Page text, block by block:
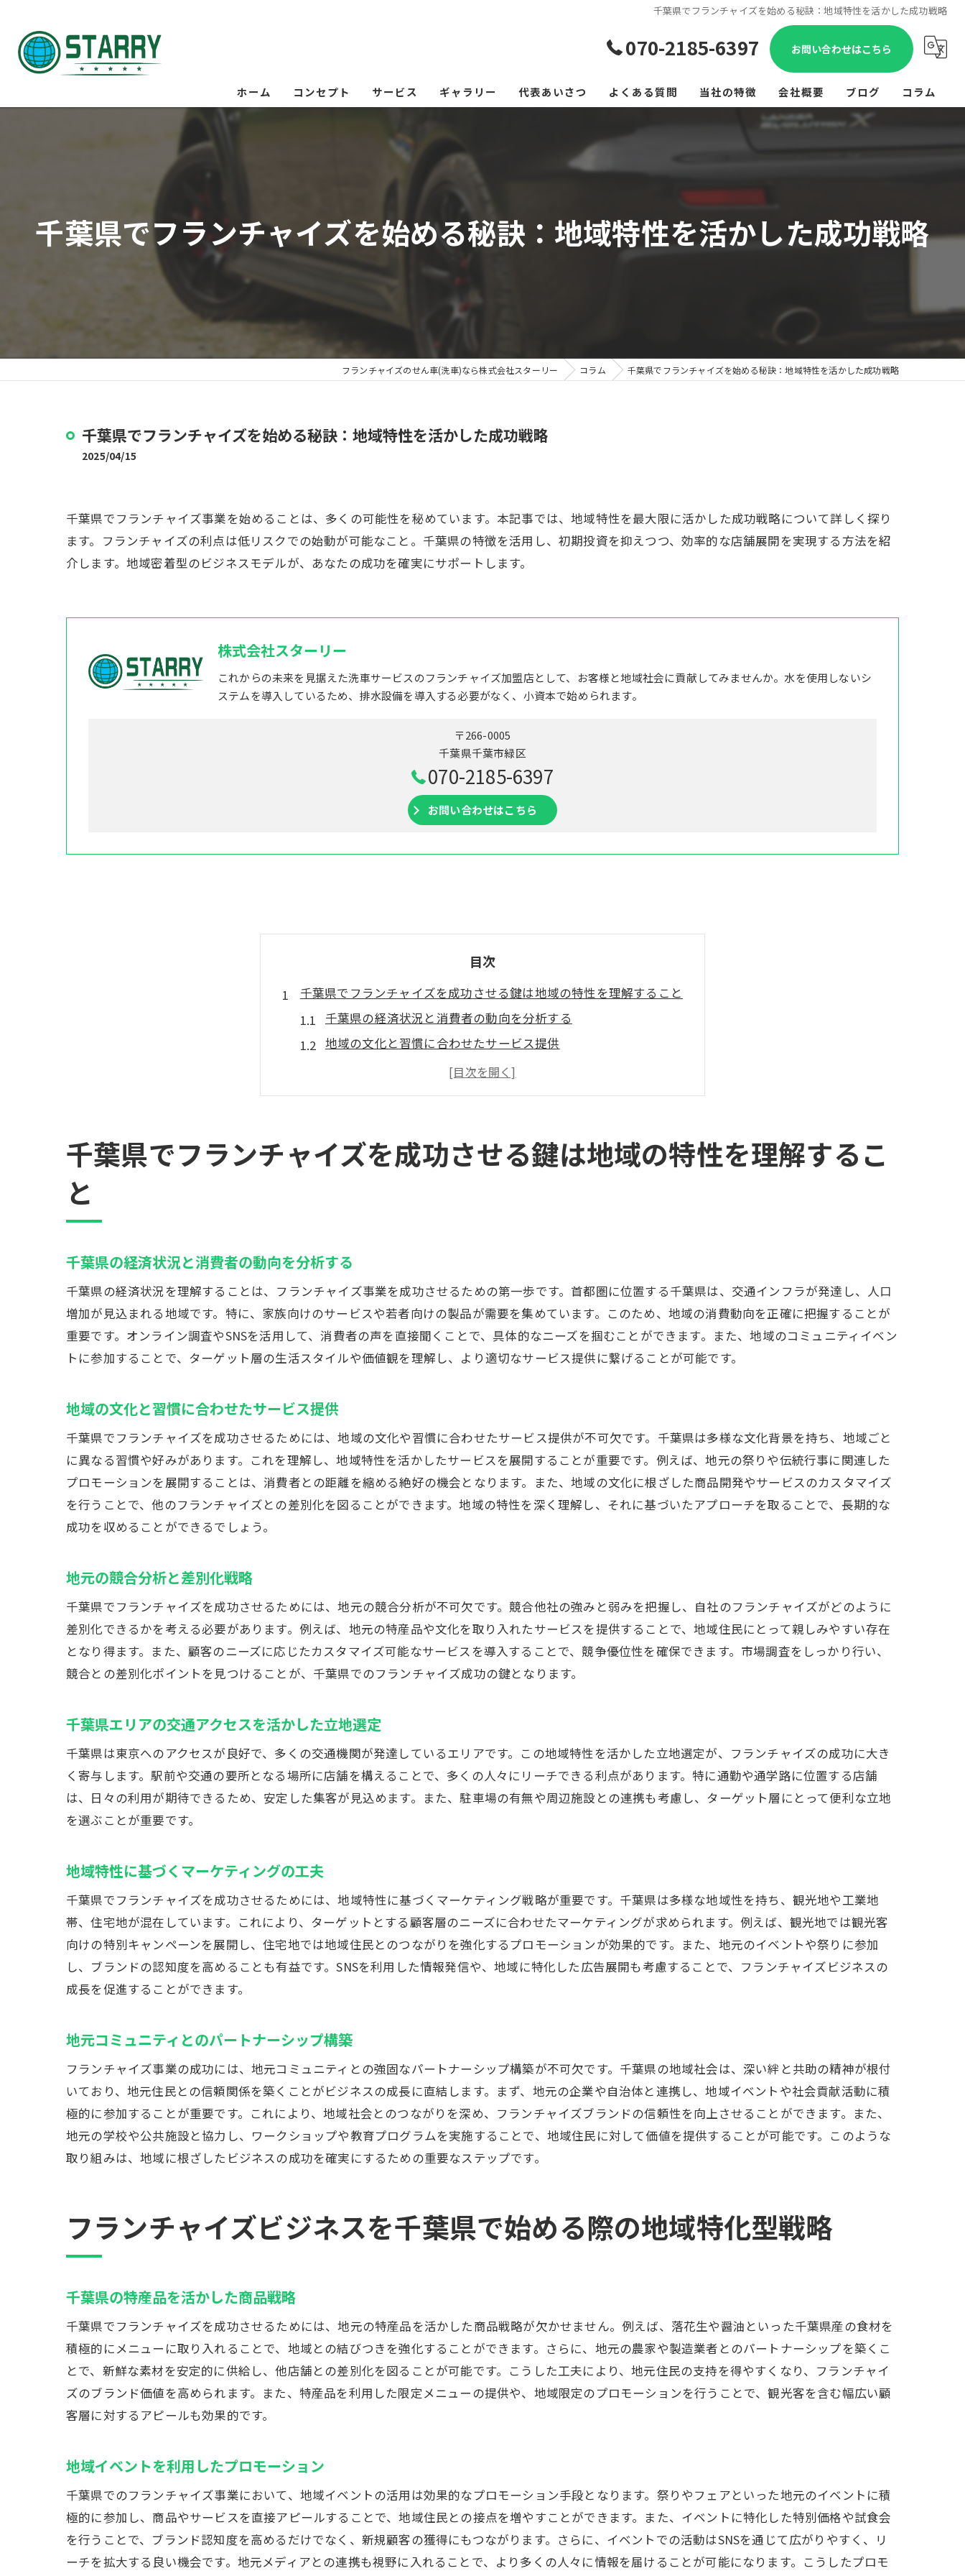
千葉県でフランチャイズを始める秘訣：地域特性を活かした成功戦略
070-2185-6397 お問い合わせはこちら
ホーム コンセプト サービス ギャラリー 代表あいさつ よくある質問 当社の特徴
社会貢献
出張型
会社概要 ブログ コラム
千葉県でフランチャイズを始める秘訣：地域特性を活かした成功戦略
フランチャイズのせん車(洗車)なら株式会社スターリー コラム 千葉県でフランチャイズを始める秘訣：地域特性を活かした成功戦略
千葉県でフランチャイズを始める秘訣：地域特性を活かした成功戦略
2025/04/15
千葉県でフランチャイズ事業を始めることは、多くの可能性を秘めています。本記事では、地域特性を最大限に活かした成功戦略について詳しく探り
ます。フランチャイズの利点は低リスクでの始動が可能なこと。千葉県の特徴を活用し、初期投資を抑えつつ、効率的な店舗展開を実現する方法を紹
介します。地域密着型のビジネスモデルが、あなたの成功を確実にサポートします。
株式会社スターリー
これからの未来を見据えた洗車サービスのフランチャイズ加盟店として、お客様と地域社会に貢献してみませんか。水を使用しないシ
ステムを導入しているため、排水設備を導入する必要がなく、小資本で始められます。
〒266-0005
千葉県千葉市緑区
070-2185-6397
お問い合わせはこちら
目次
千葉県でフランチャイズを成功させる鍵は地域の特性を理解すること
千葉県の経済状況と消費者の動向を分析する
地域の文化と習慣に合わせたサービス提供
地元の競合分析と差別化戦略
千葉県エリアの交通アクセスを活かした立地選定
地元コミュニティとのパートナーシップ構築
フランチャイズビジネスを千葉県で始める際の地域特化型戦略
千葉県住民のニーズに応えるサービス設計
地域密着型のスタッフ採用戦略
千葉県の観光資源を活用した集客施策
フランチャイズを千葉県で展開するメリットと潜在的なチャレンジ
千葉県の市場規模と成長性を理解する
競争が激しいエリアでの差別化ポイント
地域独自の法規制への対応策
千葉県特有のビジネスリスク管理
地域社会の信頼を築くためのアプローチ
地元リピーターを獲得するための施策
地域社会貢献活動の影響
千葉県の特性に合った商品・サービスの提供
口コミを活かした地域密着型のPR戦略
千葉県でのフランチャイズ開業計画の立て方
地域ニーズを反映した商品ラインナップ
顧客ターゲットに基づくマーケティング戦術
千葉エリア特有の立地戦略
フランチャイズビジネスで千葉県の地域資源を最大限に活用する方法
地域資源の活用例とその効果
地元産品をメニューに取り入れる
千葉県の観光名所との連携
地元の文化や歴史を活かした商品開発
千葉県でのフランチャイズ成功に必要な地域理解と戦略的アプローチ
千葉県の消費者行動の傾向を理解する
地域に根ざしたマーケットリサーチの方法
戦略的な事業計画の立案
地元文化を尊重した企業理念の構築
フランチャイズで千葉県の市場を開拓する際の重要なステップ
顧客満足度を高めるための接客術
地域の声を取り入れた改善プロセス
持続可能なビジネスを目指す長期的戦略
千葉県でフランチャイズを成功させる鍵は地域の特性を理解するこ
と
千葉県の経済状況と消費者の動向を分析する
千葉県の経済状況を理解することは、フランチャイズ事業を成功させるための第一歩です。首都圏に位置する千葉県は、交通インフラが発達し、人口
増加が見込まれる地域です。特に、家族向けのサービスや若者向けの製品が需要を集めています。このため、地域の消費動向を正確に把握することが
重要です。オンライン調査やSNSを活用して、消費者の声を直接聞くことで、具体的なニーズを掴むことができます。また、地域のコミュニティイベン
トに参加することで、ターゲット層の生活スタイルや価値観を理解し、より適切なサービス提供に繋げることが可能です。
地域の文化と習慣に合わせたサービス提供
千葉県でフランチャイズを成功させるためには、地域の文化や習慣に合わせたサービス提供が不可欠です。千葉県は多様な文化背景を持ち、地域ごと
に異なる習慣や好みがあります。これを理解し、地域特性を活かしたサービスを展開することが重要です。例えば、地元の祭りや伝統行事に関連した
プロモーションを展開することは、消費者との距離を縮める絶好の機会となります。また、地域の文化に根ざした商品開発やサービスのカスタマイズ
を行うことで、他のフランチャイズとの差別化を図ることができます。地域の特性を深く理解し、それに基づいたアプローチを取ることで、長期的な
成功を収めることができるでしょう。
地元の競合分析と差別化戦略
千葉県でフランチャイズを成功させるためには、地元の競合分析が不可欠です。競合他社の強みと弱みを把握し、自社のフランチャイズがどのように
差別化できるかを考える必要があります。例えば、地元の特産品や文化を取り入れたサービスを提供することで、地域住民にとって親しみやすい存在
となり得ます。また、顧客のニーズに応じたカスタマイズ可能なサービスを導入することで、競争優位性を確保できます。市場調査をしっかり行い、
競合との差別化ポイントを見つけることが、千葉県でのフランチャイズ成功の鍵となります。
千葉県エリアの交通アクセスを活かした立地選定
千葉県は東京へのアクセスが良好で、多くの交通機関が発達しているエリアです。この地域特性を活かした立地選定が、フランチャイズの成功に大き
く寄与します。駅前や交通の要所となる場所に店舗を構えることで、多くの人々にリーチできる利点があります。特に通勤や通学路に位置する店舗
は、日々の利用が期待できるため、安定した集客が見込めます。また、駐車場の有無や周辺施設との連携も考慮し、ターゲット層にとって便利な立地
を選ぶことが重要です。
地域特性に基づくマーケティングの工夫
千葉県でフランチャイズを成功させるためには、地域特性に基づくマーケティング戦略が重要です。千葉県は多様な地域性を持ち、観光地や工業地
帯、住宅地が混在しています。これにより、ターゲットとする顧客層のニーズに合わせたマーケティングが求められます。例えば、観光地では観光客
向けの特別キャンペーンを展開し、住宅地では地域住民とのつながりを強化するプロモーションが効果的です。また、地元のイベントや祭りに参加
し、ブランドの認知度を高めることも有益です。SNSを利用した情報発信や、地域に特化した広告展開も考慮することで、フランチャイズビジネスの
成長を促進することができます。
地元コミュニティとのパートナーシップ構築
フランチャイズ事業の成功には、地元コミュニティとの強固なパートナーシップ構築が不可欠です。千葉県の地域社会は、深い絆と共助の精神が根付
いており、地元住民との信頼関係を築くことがビジネスの成長に直結します。まず、地元の企業や自治体と連携し、地域イベントや社会貢献活動に積
極的に参加することが重要です。これにより、地域社会とのつながりを深め、フランチャイズブランドの信頼性を向上させることができます。また、
地元の学校や公共施設と協力し、ワークショップや教育プログラムを実施することで、地域住民に対して価値を提供することが可能です。このような
取り組みは、地域に根ざしたビジネスの成功を確実にするための重要なステップです。
フランチャイズビジネスを千葉県で始める際の地域特化型戦略
千葉県の特産品を活かした商品戦略
千葉県でフランチャイズを成功させるためには、地元の特産品を活かした商品戦略が欠かせません。例えば、落花生や醤油といった千葉県産の食材を
積極的にメニューに取り入れることで、地域との結びつきを強化することができます。さらに、地元の農家や製造業者とのパートナーシップを築くこ
とで、新鮮な素材を安定的に供給し、他店舗との差別化を図ることが可能です。こうした工夫により、地元住民の支持を得やすくなり、フランチャイ
ズのブランド価値を高められます。また、特産品を利用した限定メニューの提供や、地域限定のプロモーションを行うことで、観光客を含む幅広い顧
客層に対するアピールも効果的です。
地域イベントを利用したプロモーション
千葉県でのフランチャイズ事業において、地域イベントの活用は効果的なプロモーション手段となります。祭りやフェアといった地元のイベントに積
極的に参加し、商品やサービスを直接アピールすることで、地域住民との接点を増やすことができます。また、イベントに特化した特別価格や試食会
を行うことで、ブランド認知度を高めるだけでなく、新規顧客の獲得にもつながります。さらに、イベントでの活動はSNSを通じて広がりやすく、リ
ーチを拡大する良い機会です。地元メディアとの連携も視野に入れることで、より多くの人々に情報を届けることが可能になります。こうしたプロモ